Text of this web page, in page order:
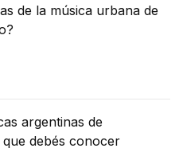
de la música urbana de
argentinas de
debés conocer